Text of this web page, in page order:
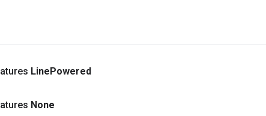
LinePowered
None